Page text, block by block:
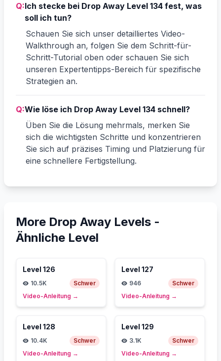
Q:Ich stecke bei Drop Away Level 134 fest, was
soll ich tun?
Schauen Sie sich unser detailliertes Video-
Walkthrough an, folgen Sie dem Schritt-für-
Schritt-Tutorial oben oder schauen Sie sich
unseren Expertentipps-Bereich für spezifische
Strategien an.
Q:Wie löse ich Drop Away Level 134 schnell?
Üben Sie die Lösung mehrmals, merken Sie
sich die wichtigsten Schritte und konzentrieren
Sie sich auf präzises Timing und Platzierung für
eine schnellere Fertigstellung.
More Drop Away Levels -
Ähnliche Level
Level 126
10.5K
Schwer
Video-Anleitung →
Level 127
946
Schwer
Video-Anleitung →
Level 128
10.4K
Schwer
Video-Anleitung →
Level 129
3.1K
Schwer
Video-Anleitung →